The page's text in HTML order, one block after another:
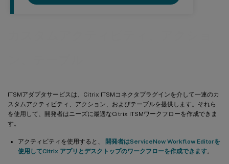
ITSMアダプタサービスは、Citrix ITSMコネクタプラグインを介して一連のカ
スタムアクティビティ、アクション、およびテーブルを提供します。それら
を使用して、開発者はニーズに最適なCitrix ITSMワークフローを作成できま
す。
アクティビティを使用すると、
開発者はServiceNow Workflow Editorを
使用してCitrix アプリとデスクトップのワークフローを作成できます。